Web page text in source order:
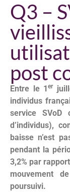
Q3 –
post
Entre le 1er
individus
service SVoD
d’individus),
baisse n’est
pendant la
3,2% par
mouvement
poursuivi.